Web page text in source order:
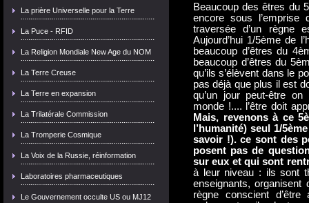
La prière Universelle pour la Terre
La Puce - RFID
La Religion Mondiale New Age du NOM
La Terre Creuse
La Terre en expansion
La Trilatérale Commission
La Tromperie Cosmique
La Voix de la Russie, réinformation
Laboratoires pharmaceutiques
Le Gouvernement occulte US ou MJ12
Beaucoup des êtres du
encore sous
traversée d’un
Aujourd’hui 1/5ème de
beaucoup d’êtres du
beaucoup d’êtres du
qu’ils s’élèvent dans le
pas déjà que plus il est
qu’un jour peut-être
monde !.... l’être doit
Mais, revenons à ce
l’humanité) seul 1/
savoir !). ce sont des
posent pas de
sur eux et qui sont
à leur niveau : ils sont
enseignants,
règne conscient